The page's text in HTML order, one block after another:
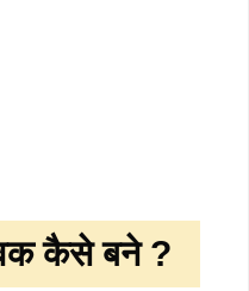
कैसे बने ?